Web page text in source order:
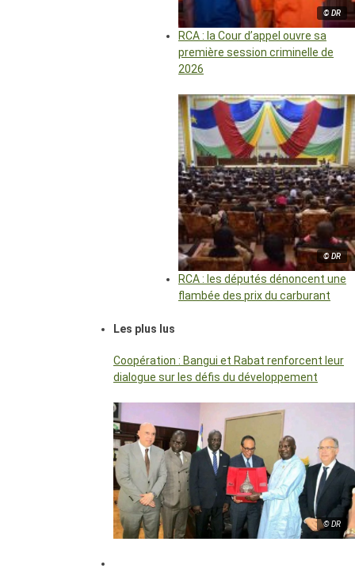
© DR
RCA : la Cour d’appel ouvre sa
première session criminelle de
2026
© DR
RCA : les députés dénoncent une
flambée des prix du carburant
Les plus lus
Coopération : Bangui et Rabat renforcent leur
dialogue sur les défis du développement
© DR